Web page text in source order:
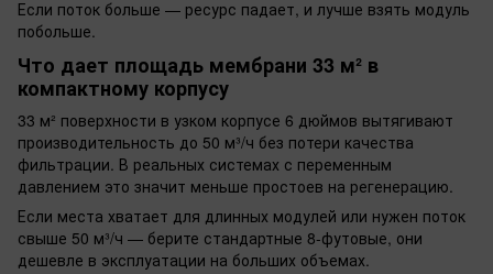
Если поток больше — ресурс падает, и лучше взять модуль
побольше.
Что дает площадь мембрани 33 м² в
компактному корпусу
33 м² поверхности в узком корпусе 6 дюймов вытягивают
производительность до 50 м³/ч без потери качества
фильтрации. В реальных системах с переменным
давлением это значит меньше простоев на регенерацию.
Если места хватает для длинных модулей или нужен поток
свыше 50 м³/ч — берите стандартные 8-футовые, они
дешевле в эксплуатации на больших объемах.